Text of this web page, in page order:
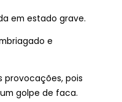
em estado grave.
e
provocações, pois
golpe de faca.